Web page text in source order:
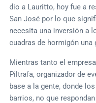
dio a Lauritto, hoy fue a
San José por lo que
necesita una inversión a
cuadras de hormigón una
Mientras tanto el
Piltrafa, organizador de
base a la gente, donde
barrios, no que